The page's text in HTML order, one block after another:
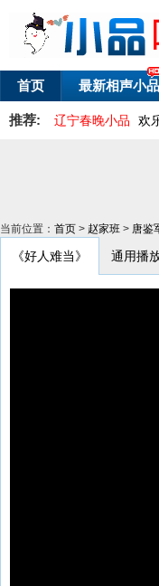
首页 最新相声小品
推荐: 辽宁春晚小品 欢
当前位置： 首页 > 赵家班 > 唐鉴
《好人难当》 通用播